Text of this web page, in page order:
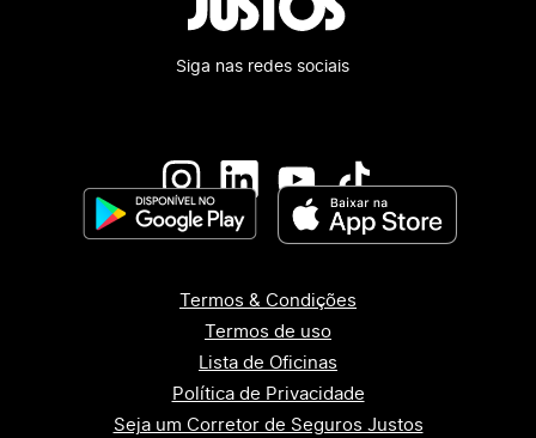
Siga nas redes sociais
Termos & Condições
Termos de uso
Lista de Oficinas
Política de Privacidade
Seja um Corretor de Seguros Justos